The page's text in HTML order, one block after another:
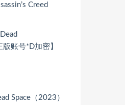
Creed
Space（2023）